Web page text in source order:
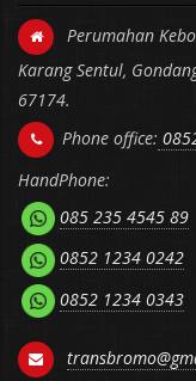
Perumahan
Karang Sentul,
67174.
Phone office:
HandPhone:
085 235 4545 89
0852 1234 0242
0852 1234 0343